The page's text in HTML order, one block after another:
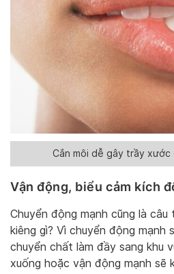
Cắn môi dễ gây trầy xước
Vận động, biểu cảm kích
Chuyển động mạnh cũng là
kiêng gì? Vì chuyển động mạnh
chuyển chất làm đầy sang khu
xuống hoặc vận động mạnh sẽ